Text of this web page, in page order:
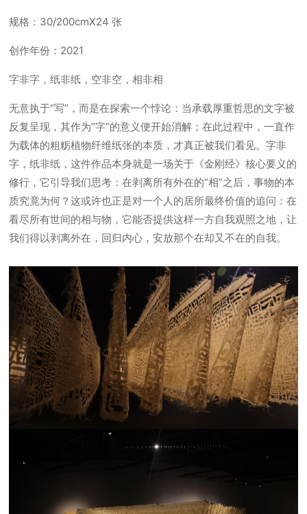
规格：30/200cmX24 张
创作年份：2021
字非字，纸非纸，空非空，相非相
无意执于“写”，而是在探索一个悖论：当承载厚重哲思的文字被
反复呈现，其作为“字”的意义便开始消解；在此过程中，一直作
为载体的粗粝植物纤维纸张的本质，才真正被我们看见。字非
字，纸非纸，这件作品本身就是一场关于《金刚经》核心要义的
修行，它引导我们思考：在剥离所有外在的“相”之后，事物的本
质究竟为何？这或许也正是对一个人的居所最终价值的追问：在
看尽所有世间的相与物，它能否提供这样一方自我观照之地，让
我们得以剥离外在，回归内心，安放那个在却又不在的自我。